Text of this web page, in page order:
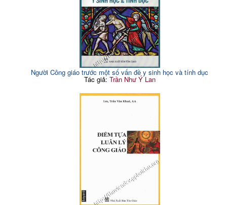
Người Công giáo trước một số vấn đề y sinh học và tính dục
Tác giả: Trần Như Ý Lan